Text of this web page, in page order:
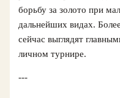
борьбу за золото при
дальнейших видах.
сейчас выглядят
личном турнире.
---